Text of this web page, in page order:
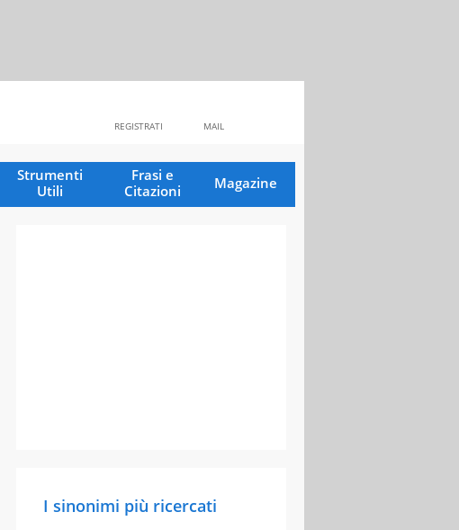
MAIL
REGISTRATI
Strumenti
Utili
Frasi e
Citazioni
Magazine
I sinonimi più ricercati